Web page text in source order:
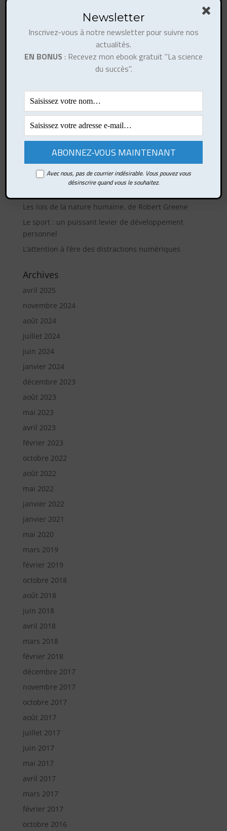
Ce site utilise Akismet pour réduire les indésirables.
En savoir plus sur la façon dont les données de vos
commentaires sont traitées.
Articles récents
Comment développer votre esprit de synthèse ?
Les lois de la nature humaine, de Robert Greene
Le sport : un puissant levier de développement
personnel
L’attention à l’ère des distractions numériques
Archives
avril 2025
novembre 2024
août 2024
juillet 2024
juin 2024
janvier 2024
décembre 2023
août 2023
mai 2023
avril 2023
février 2023
octobre 2022
août 2022
mai 2022
janvier 2022
janvier 2021
mai 2020
mars 2019
février 2019
octobre 2018
août 2018
juin 2018
avril 2018
mars 2018
février 2018
décembre 2017
novembre 2017
octobre 2017
août 2017
juillet 2017
juin 2017
mai 2017
avril 2017
mars 2017
février 2017
octobre 2016
Newsletter
Inscrivez-vous à notre newsletter pour suivre nos
actualités.
EN BONUS : Recevez mon ebook gratuit "La science
du succès".
Avec nous, pas de courrier indésirable. Vous pouvez vous
désinscrire quand vous le souhaitez.